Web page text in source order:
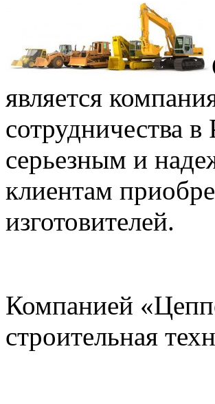
является
сотрудничества в
серьезным и
клиентам
изготовителей.
Компанией
строительная